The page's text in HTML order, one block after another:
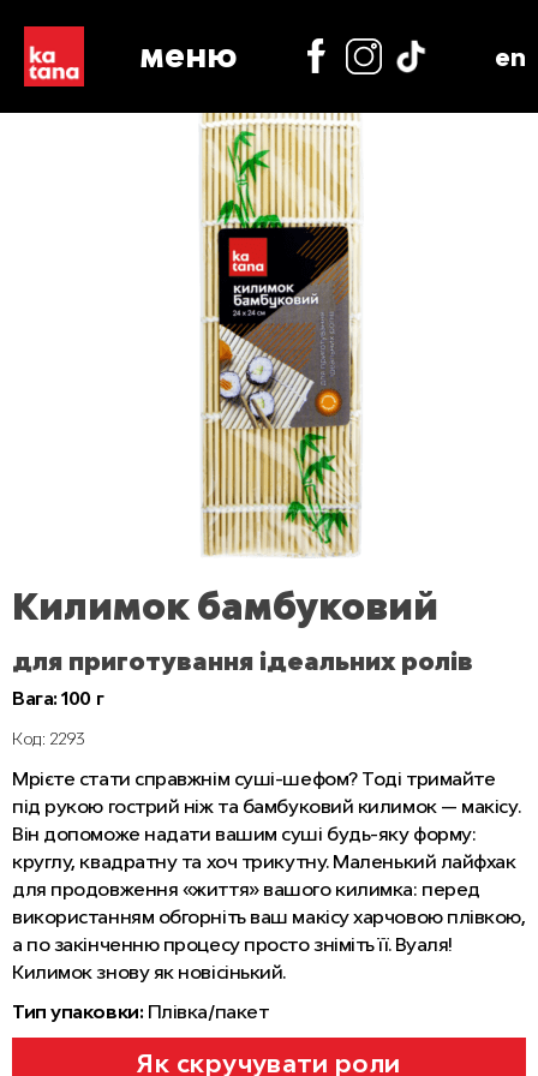
меню en
Килимок бамбуковий
для приготування ідеальних ролів
Вага: 100 г
Код: 2293
Мрієте стати справжнім суші-шефом? Тоді тримайте
під рукою гострий ніж та бамбуковий килимок — макісу.
Він допоможе надати вашим суші будь-яку форму:
круглу, квадратну та хоч трикутну. Маленький лайфхак
для продовження «життя» вашого килимка: перед
використанням обгорніть ваш макісу харчовою плівкою,
а по закінченню процесу просто зніміть її. Вуаля!
Килимок знову як новісінький.
Тип упаковки: Плівка/пакет
Як скручувати роли